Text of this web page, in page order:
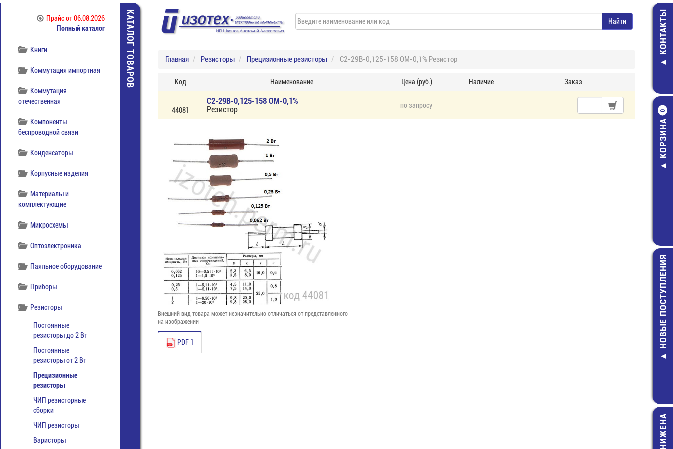
Прайсот 06.08.2026
Полный каталог
Кабельная продукция
Книги
Коммутация импортная
Коммутация
отечественная
Компоненты
беспроводной связи
Конденсаторы
Корпусные изделия
Материалы и
комплектующие
Микросхемы
Оптоэлектроника
Паяльное оборудование
Приборы
Резисторы
Постоянные
резисторы до 2 Вт
Постоянные
резисторы от 2 Вт
Прецизионные
резисторы
ЧИП резисторные
сборки
ЧИП резисторы
Варисторы
КАТАЛОГ ТОВАРОВ КОНТАКТЫ
КОРЗИНА
0
E/ 6F22
Элемент
75,00 руб.
НОВЫЕ ПОСТУПЛЕНИЯ
Главная Резисторы Прецизионные резисторы С2-29В-0,125-158 ОМ-0,1% Резистор
Код Наименование Цена (руб.) Наличие Заказ
44081
С2-29В-0,125-158 ОМ-0,1%
Резистор
по запросу
Внешний вид товара может незначительно отличаться от представленного
на изображении
PDF 1